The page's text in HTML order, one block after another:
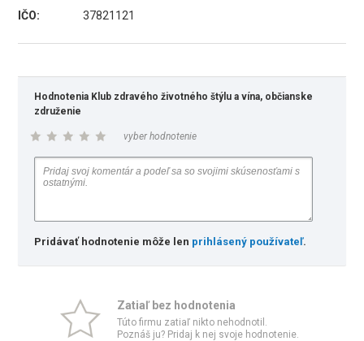
IČO:
37821121
Hodnotenia Klub zdravého životného štýlu a vína, občianske
združenie
vyber hodnotenie
Pridávať hodnotenie môže len prihlásený používateľ.
Zatiaľ bez hodnotenia
Túto firmu zatiaľ nikto nehodnotil.
Poznáš ju? Pridaj k nej svoje hodnotenie.